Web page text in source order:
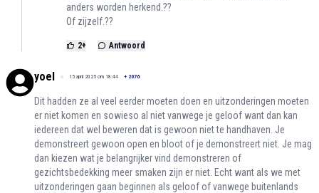
anders worden herkend.??
Of zijzelf.??
2+ Antwoord
yoel 15 april 2025 om 18:44 + 2076
Dit hadden ze al veel eerder moeten doen en uitzonderingen moeten
er niet komen en sowieso al niet vanwege je geloof want dan kan
iedereen dat wel beweren dat is gewoon niet te handhaven. Je
demonstreert gewoon open en bloot of je demonstreert niet. Je mag
dan kiezen wat je belangrijker vind demonstreren of
gezichtsbedekking meer smaken zijn er niet. Echt want als we met
uitzonderingen gaan beginnen als geloof of vanwege buitenlands